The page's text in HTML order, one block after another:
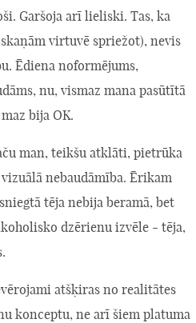
Garšoja arī lieliski. Tas, ka
virtuvē spriežot), nevis
Ēdiena noformējums,
nu, vismaz mana pasūtītā
bija OK.
man, teikšu atklāti, pietrūka
nebaudāmība. Ērikam
tēja nebija beramā, bet
dzērienu izvēle - tēja,
atšķiras no realitātes
konceptu, ne arī šiem platuma